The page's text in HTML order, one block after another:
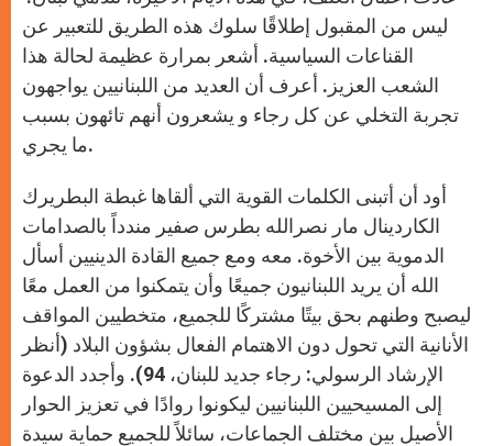
ليس من المقبول إطلاقًا سلوك هذه الطريق للتعبير عن
القناعات السياسية. أشعر بمرارة عظيمة لحالة هذا
الشعب العزيز. أعرف أن العديد من اللبنانيين يواجهون
تجربة التخلي عن كل رجاء و يشعرون أنهم تائهون بسبب
ما يجري.
أود أن أتبنى الكلمات القوية التي ألقاها غبطة البطريرك
الكاردينال مار نصرالله بطرس صفير مندداً بالصدامات
الدموية بين الأخوة. معه ومع جميع القادة الدينيين أسأل
الله أن يريد اللبنانيون جميعًا وأن يتمكنوا من العمل معًا
ليصبح وطنهم بحق بيتًا مشتركًا للجميع، متخطيين المواقف
الأنانية التي تحول دون الاهتمام الفعال بشؤون البلاد (أنظر
الإرشاد الرسولي: رجاء جديد للبنان، 94). وأجدد الدعوة
إلى المسيحيين اللبنانيين ليكونوا روادًا في تعزيز الحوار
الأصيل بين مختلف الجماعات، سائلاً للجميع حماية سيدة